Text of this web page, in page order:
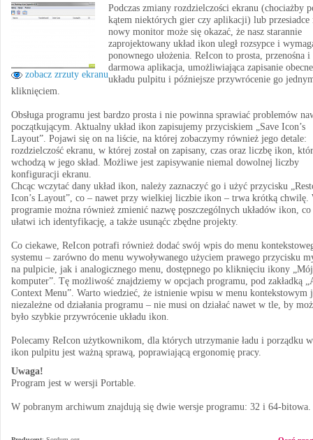
zobacz zrzuty ekranu
Podczas zmiany rozdzielczości ekranu (chociażby
kątem niektórych gier czy aplikacji) lub przesiadce
nowy monitor może się okazać, że nasz starannie
zaprojektowany układ ikon uległ rozsypce i
ponownego ułożenia. ReIcon to prosta, przenośna i
darmowa aplikacja, umożliwiająca zapisanie
układu pulpitu i późniejsze przywrócenie go
kliknięciem.
Obsługa programu jest bardzo prosta i nie powinna sprawiać problemów
początkującym. Aktualny układ ikon zapisujemy przyciskiem „Save Icon’s
Layout”. Pojawi się on na liście, na której zobaczymy również jego detale:
rozdzielczość ekranu, w której został on zapisany, czas oraz liczbę ikon,
wchodzą w jego skład. Możliwe jest zapisywanie niemal dowolnej liczby
konfiguracji ekranu.
Chcąc wczytać dany układ ikon, należy zaznaczyć go i użyć przycisku
Icon’s Layout”, co – nawet przy wielkiej liczbie ikon – trwa krótką chwilę.
programie można również zmienić nazwę poszczególnych układów ikon, co
ułatwi ich identyfikację, a także usunąćc zbędne projekty.
Co ciekawe, ReIcon potrafi również dodać swój wpis do menu
systemu – zarówno do menu wywoływanego użyciem prawego przycisku
na pulpicie, jak i analogicznego menu, dostępnego po kliknięciu ikony „Mój
komputer”. Tę możliwość znajdziemy w opcjach programu, pod zakładką
Context Menu”. Warto wiedzieć, że istnienie wpisu w menu kontekstowym
niezależne od działania programu – nie musi on działać nawet w tle, by
było szybkie przywrócenie układu ikon.
Polecamy ReIcon użytkownikom, dla których utrzymanie ładu i porządku
ikon pulpitu jest ważną sprawą, poprawiającą ergonomię pracy.
Uwaga!
Program jest w wersji Portable.
W pobranym archiwum znajdują się dwie wersje programu: 32 i 64-bitowa.